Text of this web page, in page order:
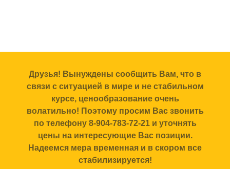
Друзья! Вынуждены сообщить Вам, что в
связи с ситуацией в мире и не стабильном
курсе, ценообразование очень
волатильно! Поэтому просим Вас звонить
по телефону 8-904-783-72-21 и уточнять
цены на интересующие Вас позиции.
Надеемся мера временная и в скором все
стабилизируется!